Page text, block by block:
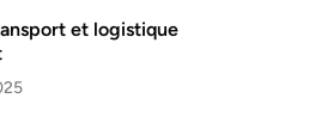
et logistique